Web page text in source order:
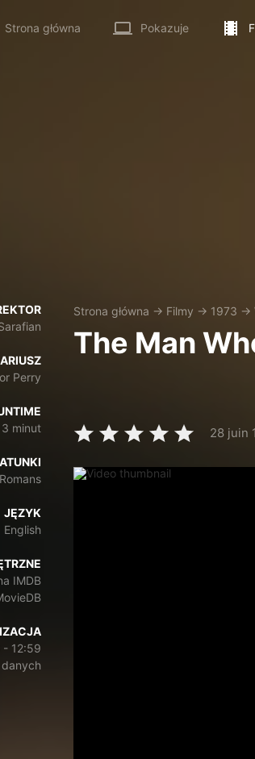
Strona główna Pokazuje
Perry
minut
JĘZYK
English
IMDB
- 12:59
Strona główna → Filmy → 1973 →
The Man
28 juin